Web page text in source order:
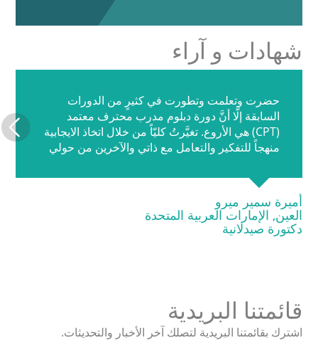
شهادات و آراء
حضرت وتعلمت وتطورت في كثيرٍ من الدورات
السابقة إلَّا أنَّ دورة دبلوم مدرب محترف معتمد
(CPT) هي الأروع. تغيَّرتُ كليّاً من خلال اتخاذ الايجابية
منهجاً للتفكير والتعامل مع ذاتي والآخرين من حولي
أميرة سمير ميرو
العين, الإمارات العربية المتحدة
دكتورة صيدلانية
قائمتنا البريدية
اشترك بقائمتنا البريدية لتصلك آخر الأخبار والتحديثات.